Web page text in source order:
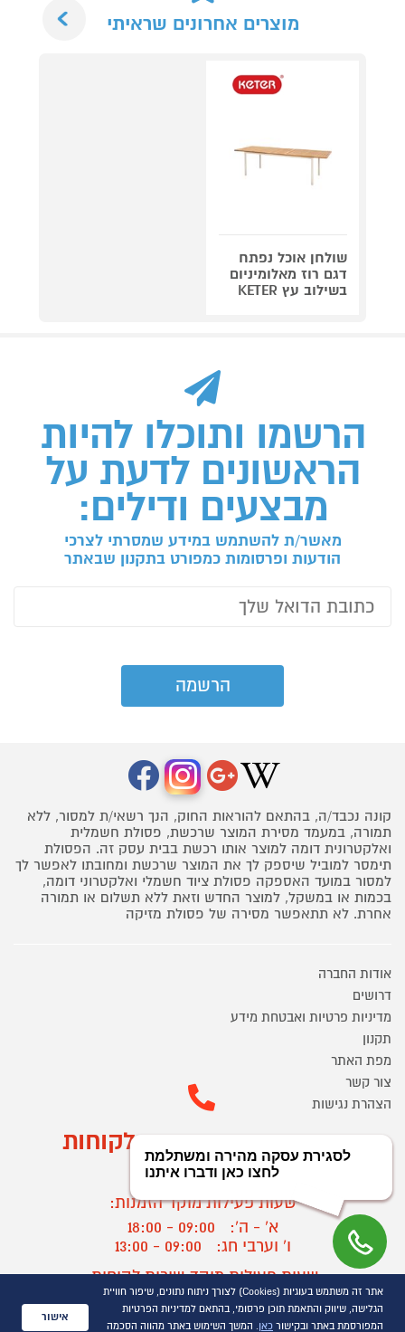
מוצרים אחרונים שראיתי
שולחן אוכל נפתח
דגם רוז מאלומיניום
בשילוב עץ KETER
הרשמו ותוכלו להיות
הראשונים לדעת על
מבצעים ודילים:
מאשר/ת להשתמש במידע שמסרתי לצרכי
הודעות ופרסומות כמפורט בתקנון שבאתר
קונה נכבד/ה, בהתאם להוראות החוק, הנך רשאי/ת למסור, ללא
תמורה, במעמד מסירת המוצר שרכשת, פסולת חשמלית
ואלקטרונית דומה למוצר אותו רכשת בבית עסק זה. הפסולת
תימסר למוביל שיספק לך את המוצר שרכשת ומחובתו לאפשר לך
למסור במועד האספקה פסולת ציוד חשמלי ואלקטרוני דומה,
בכמות או במשקל, למוצר החדש וזאת ללא תשלום או תמורה
אחרת. לא תתאפשר מסירה של פסולת מזיקה
אודות החברה
דרושים
מדיניות פרטיות ואבטחת מידע
תקנון
מפת האתר
צור קשר
הצהרת נגישות
מוקד הזמנות ושירות לקוחות
03-9545370
שעות פעילות מוקד הזמנות:
א' - ה':
09:00 - 18:00
ו' וערבי חג:
09:00 - 13:00
שעות פעילות מוקד שירות לקוחות:
א' - ד':
09:00 - 16:30
ה :
09:00 - 16:00
אתר זה משתמש בעוגיות (Cookies) לצורך ניתוח נתונים, שיפור חוויית
הגלישה, שיווק והתאמת תוכן פרסומי, בהתאם למדיניות הפרטיות
המפורסמת באתר ובקישור כאן. המשך השימוש באתר מהווה הסכמה
אישור